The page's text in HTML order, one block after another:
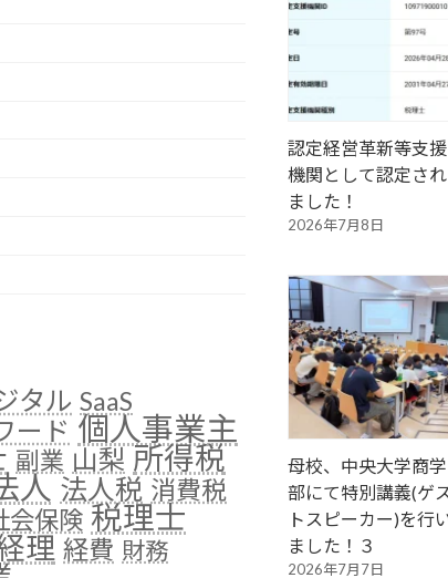
タル SaaS
ード 個人事業主
副業 山梨 所得税
人 法人税 消費税
会保険 税理士
理 経費 財務
認定経営革新等支援
機関として認定され
ました！
2026年7月8日
母校、中央大学商学
部にて特別講義(ゲス
トスピーカー)を行
ました！３
2026年7月7日